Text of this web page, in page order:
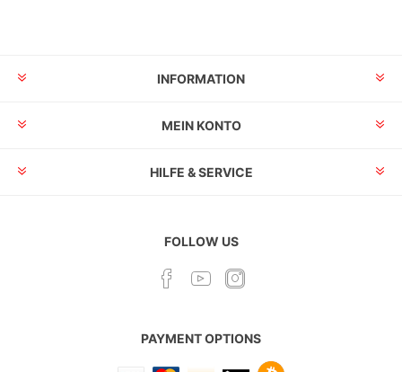
INFORMATION
MEIN KONTO
HILFE & SERVICE
FOLLOW US
PAYMENT OPTIONS